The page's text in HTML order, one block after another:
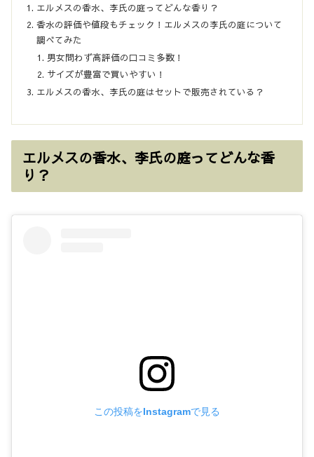
エルメスの香水、李氏の庭ってどんな香り？
香水の評価や値段もチェック！エルメスの李氏の庭について
調べてみた
男女問わず高評価の口コミ多数！
サイズが豊富で買いやすい！
エルメスの香水、李氏の庭はセットで販売されている？
エルメスの香水、李氏の庭ってどんな香
り？
この投稿をInstagramで見る